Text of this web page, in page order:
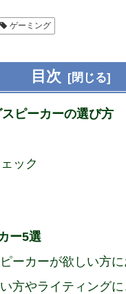
ゲーミング
目次
ピーカーの選び方
ック
ー5選
ーカーが欲しい方
方やライティング